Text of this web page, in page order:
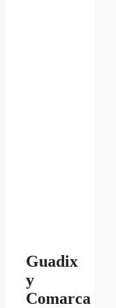
Guadix
y
Comarca